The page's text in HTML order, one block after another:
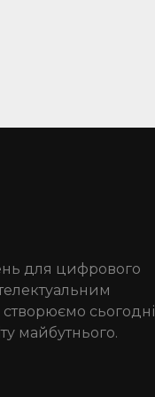
для цифрового
сьогодні
майбутнього.